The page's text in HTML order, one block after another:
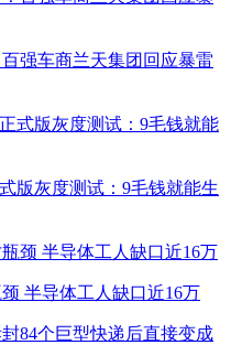
强车商兰天集团回应暴雷
版灰度测试：9毛钱就能生
半导体工人缺口近16万